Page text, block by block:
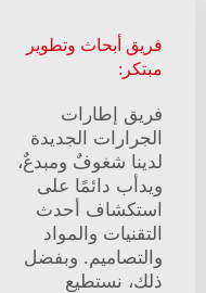
فريق أبحاث وتطوير
مبتكر:
فريق إطارات
الجرارات الجديدة
لدينا شغوفٌ ومبدعٌ،
ويدأب دائمًا على
استكشاف أحدث
التقنيات والمواد
والتصاميم. وبفضل
ذلك، نستطيع